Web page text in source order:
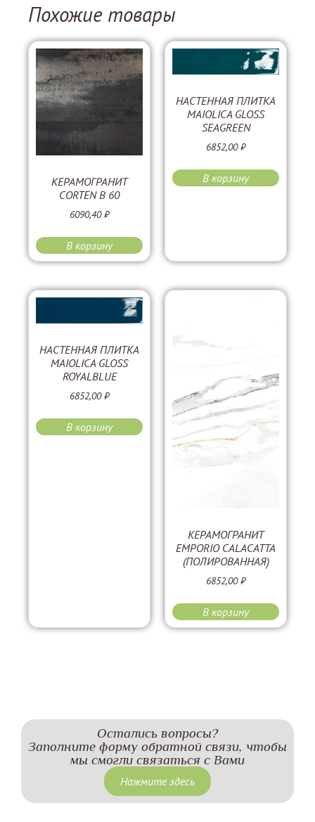
Похожие товары
КЕРАМОГРАНИТ
CORTEN B 60
6090,40₽
В корзину
НАСТЕННАЯ ПЛИТКА
MAIOLICA GLOSS
SEAGREEN
6852,00₽
В корзину
НАСТЕННАЯ ПЛИТКА
MAIOLICA GLOSS
ROYALBLUE
6852,00₽
В корзину
КЕРАМОГРАНИТ
EMPORIO CALACATTA
(ПОЛИРОВАННАЯ)
6852,00₽
В корзину
Остались вопросы?
Заполните форму обратной связи, чтобы
мы смогли связаться с Вами
Нажмите здесь